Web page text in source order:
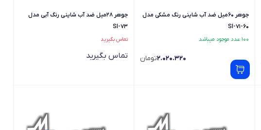
جوهر 60میل ضد آب شاینی رنگ مشکی مدل
SI-71-60
100 عدد موجود میباشد
2.020.320تومان
جوهر 28میل ضد آب شاینی رنگ آبی مدل
SI-73
تماس بگیرید
تماس بگیرید